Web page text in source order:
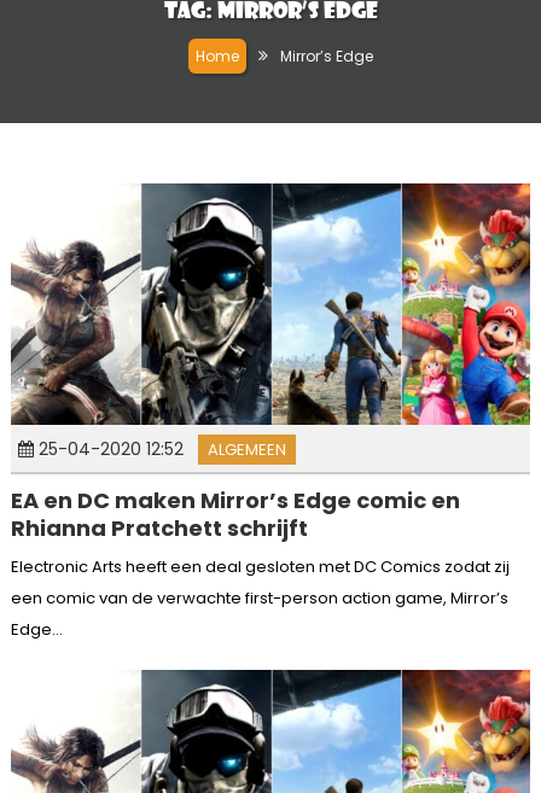
Tag: Mirror’s Edge
Home Mirror’s Edge
25-04-2020 12:52 ALGEMEEN
EA en DC maken Mirror’s Edge comic en
Rhianna Pratchett schrijft
Electronic Arts heeft een deal gesloten met DC Comics zodat zij
een comic van de verwachte first-person action game, Mirror’s
Edge...